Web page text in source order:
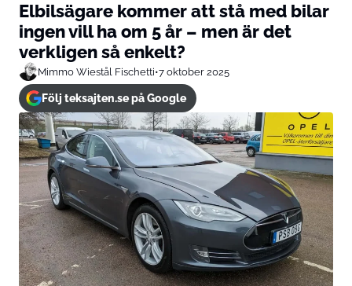
Elbilsägare kommer att stå med bilar
ingen vill ha om 5 år – men är det
verkligen så enkelt?
Mimmo Wiestål Fischetti•7 oktober 2025
Följ teksajten.se på Google